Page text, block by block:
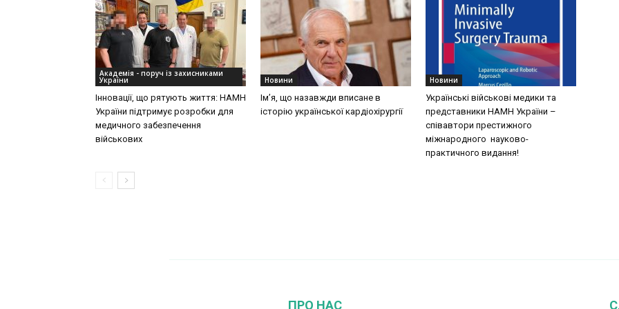
Академія - поруч із захисниками
України
Інновації, що рятують життя: НАМН
України підтримує розробки для
медичного забезпечення
військових
Новини
Ім’я, що назавжди вписане в
історію української кардіохірургії
Новини
Українські військові медики та
представники НАМН України –
співавтори престижного
міжнародного науково-
практичного видання!
ПРО НАС